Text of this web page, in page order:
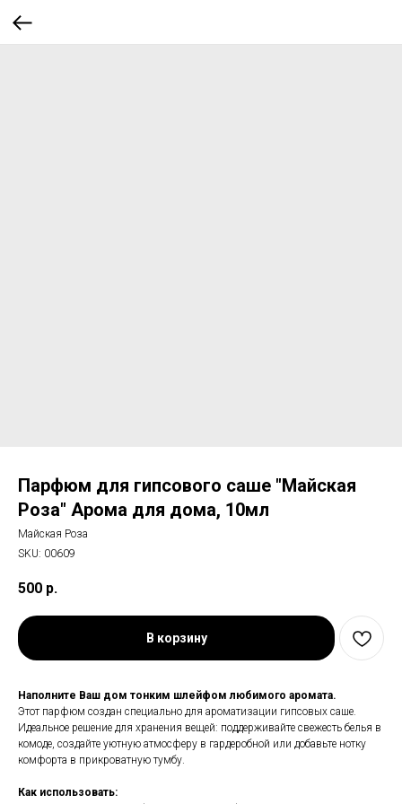
Парфюм для гипсового саше "Майская
Роза" Арома для дома, 10мл
Майская Роза
SKU: 00609
500 р.
В корзину
Наполните Ваш дом тонким шлейфом любимого аромата.
Этот парфюм создан специально для ароматизации гипсовых саше.
Идеальное решение для хранения вещей: поддерживайте свежесть белья в
комоде, создайте уютную атмосферу в гардеробной или добавьте нотку
комфорта в прикроватную тумбу.
Как использовать: